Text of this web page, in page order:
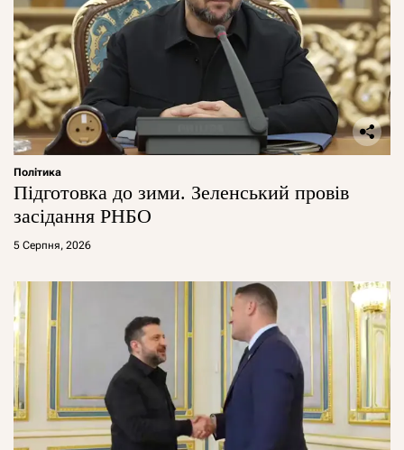
Політика
Підготовка до зими. Зеленський провів
засідання РНБО
5 Серпня, 2026